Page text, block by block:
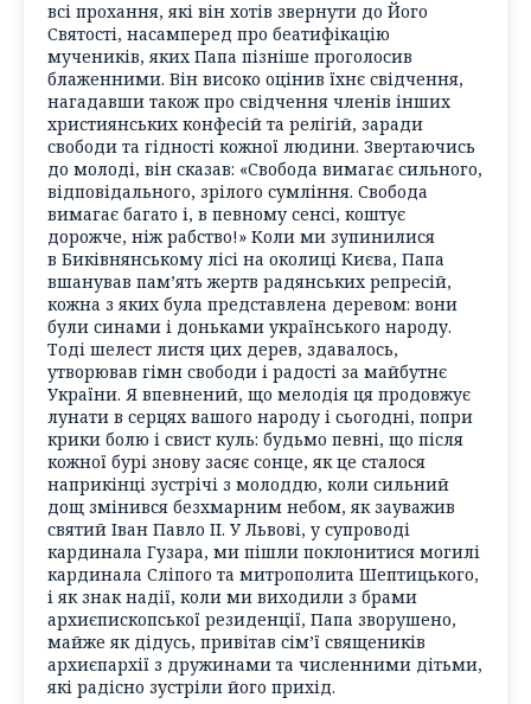
всі прохання, які він хотів звернути до Його
Святості, насамперед про беатифікацію
мучеників, яких Папа пізніше проголосив
блаженними. Він високо оцінив їхнє свідчення,
нагадавши також про свідчення членів інших
християнських конфесій та релігій, заради
свободи та гідності кожної людини. Звертаючись
до молоді, він сказав: «Свобода вимагає сильного,
відповідального, зрілого сумління. Свобода
вимагає багато і, в певному сенсі, коштує
дорожче, ніж рабство!» Коли ми зупинилися
в Биківнянському лісі на околиці Києва, Папа
вшанував пам’ять жертв радянських репресій,
кожна з яких була представлена деревом: вони
були синами і доньками українського народу.
Тоді шелест листя цих дерев, здавалось,
утворював гімн свободи і радості за майбутнє
України. Я впевнений, що мелодія ця продовжує
лунати в серцях вашого народу і сьогодні, попри
крики болю і свист куль: будьмо певні, що після
кожної бурі знову засяє сонце, як це сталося
наприкінці зустрічі з молоддю, коли сильний
дощ змінився безхмарним небом, як зауважив
святий Іван Павло ІІ. У Львові, у супроводі
кардинала Гузара, ми пішли поклонитися могилі
кардинала Сліпого та митрополита Шептицького,
і як знак надії, коли ми виходили з брами
архиєпископської резиденції, Папа зворушено,
майже як дідусь, привітав сім’ї священиків
архиєпархії з дружинами та численними дітьми,
які радісно зустріли його прихід.